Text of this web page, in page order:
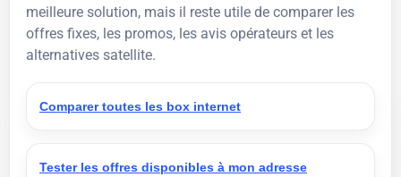
meilleure solution, mais il reste utile de comparer les
offres fixes, les promos, les avis opérateurs et les
alternatives satellite.
Comparer toutes les box internet
Tester les offres disponibles à mon adresse